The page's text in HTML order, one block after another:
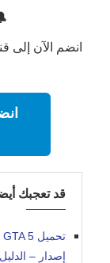
انضم الآن إلى
قد تعجبك
إصدار –